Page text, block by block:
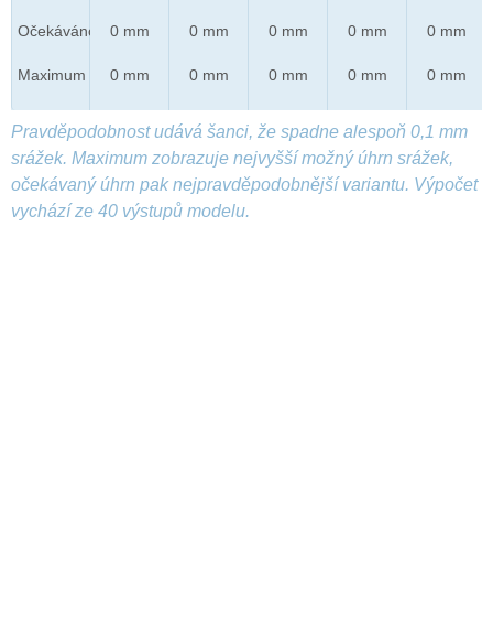
Očekáváno
Maximum
0 mm
0 mm
0 mm
0 mm
0 mm
0 mm
0 mm
0 mm
0 mm
0 mm
Pravděpodobnost udává šanci, že spadne alespoň 0,1 mm
srážek. Maximum zobrazuje nejvyšší možný úhrn srážek,
očekávaný úhrn pak nejpravděpodobnější variantu. Výpočet
vychází ze 40 výstupů modelu.